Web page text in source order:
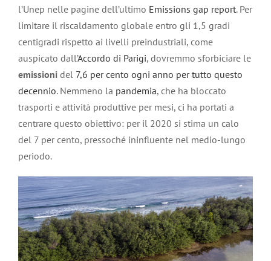
l’Unep nelle pagine dell’ultimo Emissions gap report. Per
limitare il riscaldamento globale entro gli 1,5 gradi
centigradi rispetto ai livelli preindustriali, come
auspicato dall’Accordo di Parigi, dovremmo sforbiciare le
emissioni del 7,6 per cento ogni anno per tutto questo
decennio. Nemmeno la pandemia, che ha bloccato
trasporti e attività produttive per mesi, ci ha portati a
centrare questo obiettivo: per il 2020 si stima un calo
del 7 per cento, pressoché ininfluente nel medio-lungo
periodo.